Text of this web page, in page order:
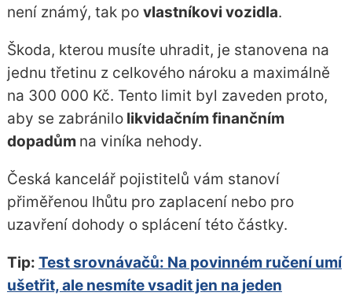
není známý, tak po vlastníkovi vozidla.
Škoda, kterou musíte uhradit, je stanovena na
jednu třetinu z celkového nároku a maximálně
na 300 000 Kč. Tento limit byl zaveden proto,
aby se zabránilolikvidačním finančním
dopadům na viníka nehody.
Česká kancelář pojistitelů vám stanoví
přiměřenou lhůtu pro zaplacení nebo pro
uzavření dohody o splácení této částky.
Tip: Test srovnávačů: Na povinném ručení umí
ušetřit, ale nesmíte vsadit jen na jeden